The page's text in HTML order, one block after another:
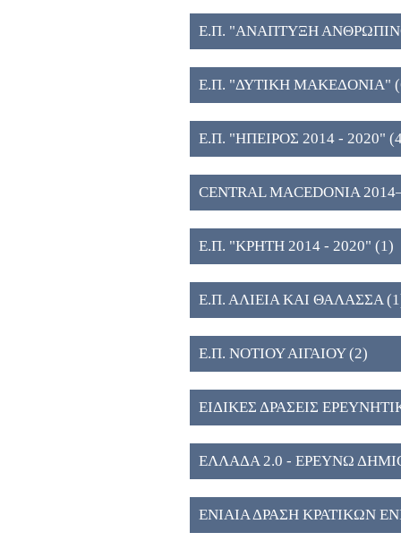
ΤΕΧΝΟΛΟΓΙΚΩΝ ΦΟΡΕΩΝ
Ε.Π. "ΑΝΑΠΤΥΞΗ
ΚΑΙ ΔΙΑ ΒΙΟΥ ΜΑΘΗΣΗ" (5)
Ε.Π. "ΔΥΤΙΚΗ ΜΑΚΕΔΟΝΙΑ"
Ε.Π. "ΗΠΕΙΡΟΣ 2014 - 2020"
CENTRAL MACEDONIA
Public Research and
Ε.Π. "ΚΡΗΤΗ 2014 - 2020" (1)
Ε.Π. ΑΛΙΕΙΑ ΚΑΙ ΘΑΛΑΣΣΑ
Ε.Π. ΝΟΤΙΟΥ ΑΙΓΑΙΟΥ (2)
ΕΙΔΙΚΕΣ ΔΡΑΣΕΙΣ
ΕΛΛΑΔΑ 2.0 - ΕΡΕΥΝΩ
ΕΝΙΑΙΑ ΔΡΑΣΗ ΚΡΑΤΙΚΩΝ